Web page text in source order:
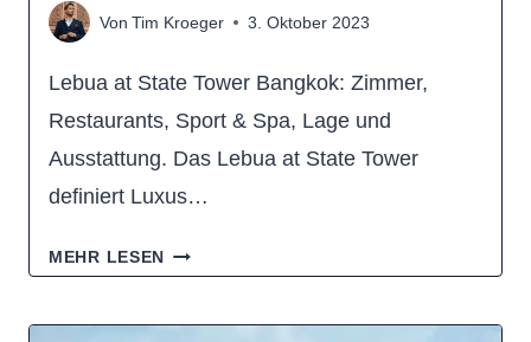
Von Tim Kroeger 3. Oktober 2023
Lebua at State Tower Bangkok: Zimmer,
Restaurants, Sport & Spa, Lage und
Ausstattung. Das Lebua at State Tower
definiert Luxus…
MEHR LESEN LEBUA
STATE